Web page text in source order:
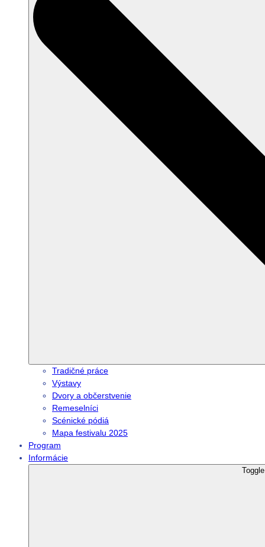
Tradičné práce
Výstavy
Dvory a občerstvenie
Remeselníci
Scénické pódiá
Mapa festivalu 2025
Program
Informácie